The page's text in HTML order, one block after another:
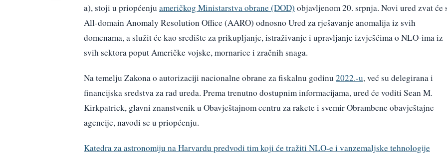
a), stoji u priopćenju američkog Ministarstva obrane (DOD) objavljenom 20. srpnja. Novi ured zvat će
All-domain Anomaly Resolution Office (AARO) odnosno Ured za rješavanje anomalija iz svih
domenama, a služit će kao središte za prikupljanje, istraživanje i upravljanje izvješćima o NLO-ima iz
svih sektora poput Američke vojske, mornarice i zračnih snaga.
Na temelju Zakona o autorizaciji nacionalne obrane za fiskalnu godinu 2022.-u, već su delegirana i
financijska sredstva za rad ureda. Prema trenutno dostupnim informacijama, ured će voditi Sean M.
Kirkpatrick, glavni znanstvenik u Obavještajnom centru za rakete i svemir Obrambene obavještajne
agencije, navodi se u priopćenju.
Katedra za astronomiju na Harvardu predvodi tim koji će tražiti NLO-e i vanzemaljske tehnologije